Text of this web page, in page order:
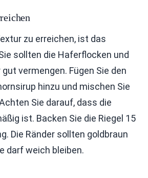
zu erreichen, ist das
sollten die Haferflocken und
vermengen. Fügen Sie den
hinzu und mischen Sie
Sie darauf, dass die
ist. Backen Sie die Riegel 15
Die Ränder sollten goldbraun
darf weich bleiben.